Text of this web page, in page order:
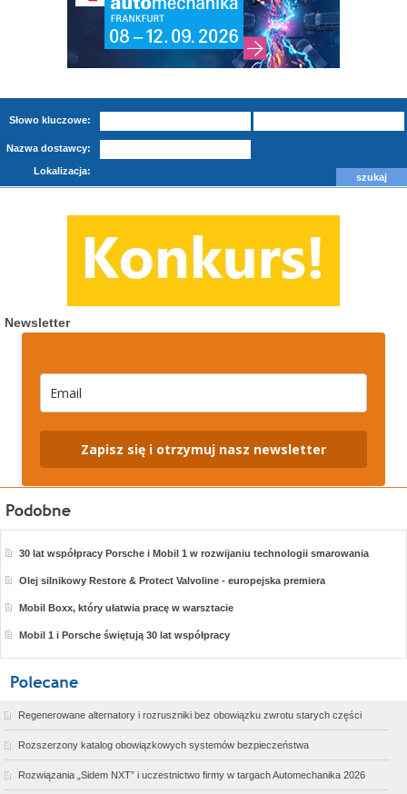
Słowo kluczowe:
Nazwa dostawcy:
Lokalizacja:
Newsletter
Zapisz się i otrzymuj nasz newsletter
30 lat współpracy Porsche i Mobil 1 w rozwijaniu technologii smarowania
Olej silnikowy Restore & Protect Valvoline - europejska premiera
Mobil Boxx, który ułatwia pracę w warsztacie
Mobil 1 i Porsche świętują 30 lat współpracy
Regenerowane alternatory i rozruszniki bez obowiązku zwrotu starych części
Rozszerzony katalog obowiązkowych systemów bezpieczeństwa
Rozwiązania „Sidem NXT” i uczestnictwo firmy w targach Automechanika 2026